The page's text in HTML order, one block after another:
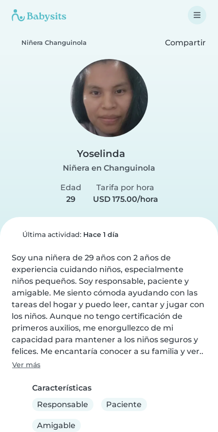
Niñera Changuinola Compartir
Yoselinda
Niñera en Changuinola
Edad
29
Tarifa por hora
USD 175.00/hora
Última actividad: Hace 1 día
Soy una niñera de 29 años con 2 años de
experiencia cuidando niños, especialmente
niños pequeños. Soy responsable, paciente y
amigable. Me siento cómoda ayudando con las
tareas del hogar y puedo leer, cantar y jugar con
los niños. Aunque no tengo certificación de
primeros auxilios, me enorgullezco de mi
capacidad para mantener a los niños seguros y
felices. Me encantaría conocer a su familia y ver..
Ver más
Características
Responsable
Paciente
Amigable